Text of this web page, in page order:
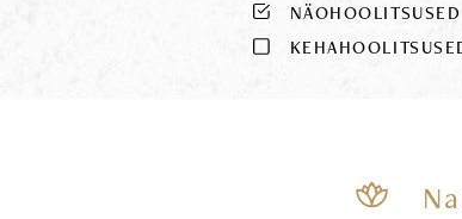
NÄOHOOLITSUSED